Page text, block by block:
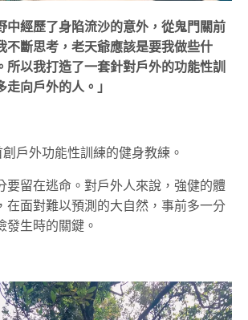
中經歷了身陷流沙的意外，從鬼門關前
不斷思考，老天爺應該是要我做些什
所以我打造了一套針對戶外的功能性訓
向戶外的人。」
戶外功能性訓練的健身教練。
要留在逃命。對戶外人來說，強健的體
在面對難以預測的大自然，事前多一分
發生時的關鍵。